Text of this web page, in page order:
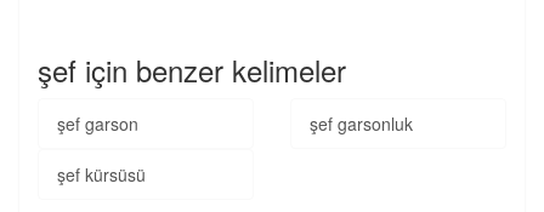
şef için benzer kelimeler
şef garson şef garsonluk
şef kürsüsü